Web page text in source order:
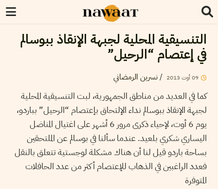
التنسيقية المحلية لجبهة الإنقاذ ببوسالم
في إعتصام “الرحيل”
09أوت 2013
/نسرين الرمضاني
كما في العديد من مناطق الجمهورية، لبت التنسيقية المحلية
لجبهة الإنقاذ ببوسالم نداء الإلتحاق بإعتصام “الرحيل” بباردو،
يوم 6 أوت، لإحياء ذكرى مرور 6 أشهر على اغتيال المناضل
اليساري شكري بلعيد. عندما سألنا في بوسالم عن الملتحقين
بساحة باردو قيل لنا أن هناك مشكلة لوجستية تتعلق بالنقل
فعدد الراغبين في الذهاب للإعتصام أكثر من عدد الحافلات
المتوفرة